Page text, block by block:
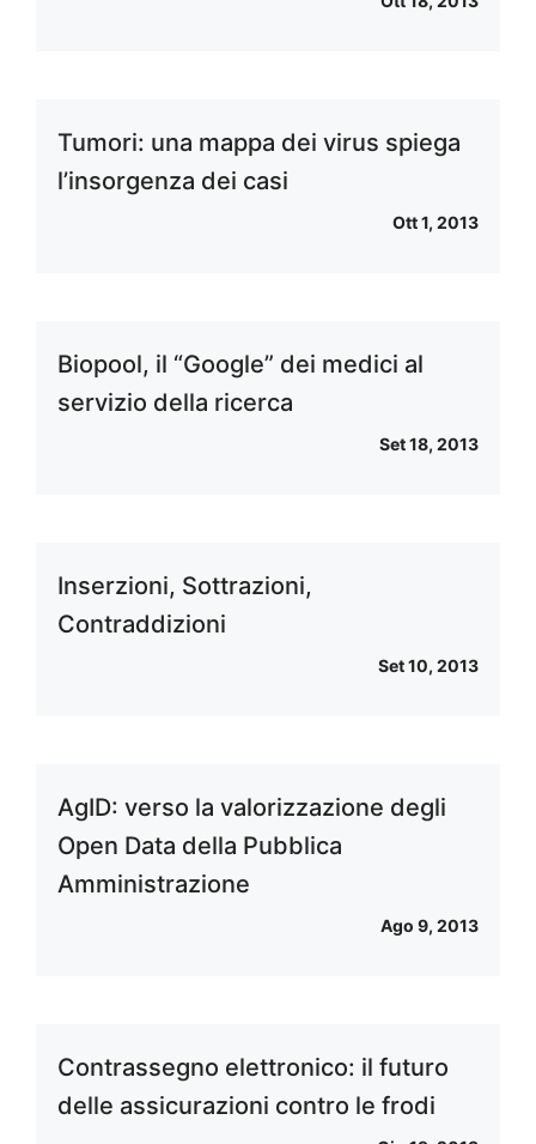
Tumori: una mappa dei virus spiega
l’insorgenza dei casi
Ott 1, 2013
Biopool, il “Google” dei medici al
servizio della ricerca
Set 18, 2013
Inserzioni, Sottrazioni,
Contraddizioni
Set 10, 2013
AgID: verso la valorizzazione degli
Open Data della Pubblica
Amministrazione
Ago 9, 2013
Contrassegno elettronico: il futuro
delle assicurazioni contro le frodi